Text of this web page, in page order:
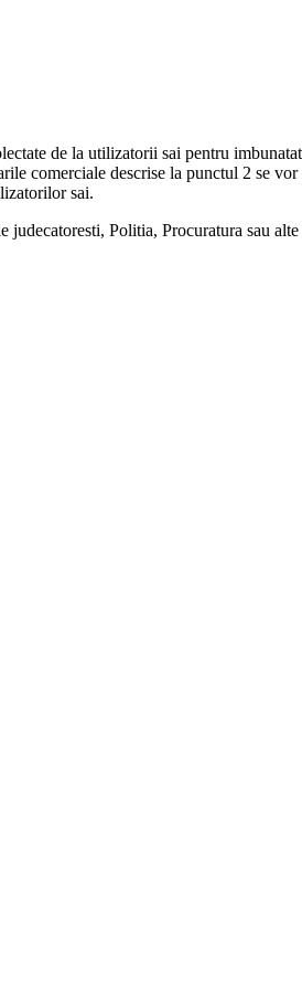
de la utilizatorii sai pentru
comerciale descrise la punctul 2
sai.
judecatoresti, Politia, Procuratura sau